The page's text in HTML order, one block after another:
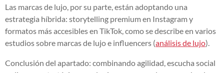
Las marcas de lujo, por su parte, están adoptando una
estrategia híbrida: storytelling premium en Instagram y
formatos más accesibles en TikTok, como se describe en varios
estudios sobre marcas de lujo e influencers (análisis de lujo).
Conclusión del apartado: combinando agilidad, escucha social